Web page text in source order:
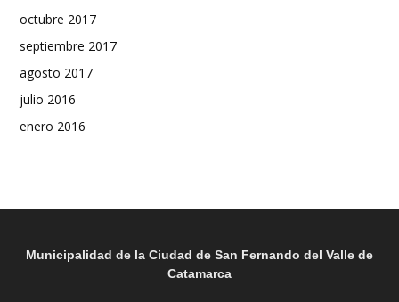
octubre 2017
septiembre 2017
agosto 2017
julio 2016
enero 2016
Municipalidad de la Ciudad de San Fernando del Valle de
Catamarca